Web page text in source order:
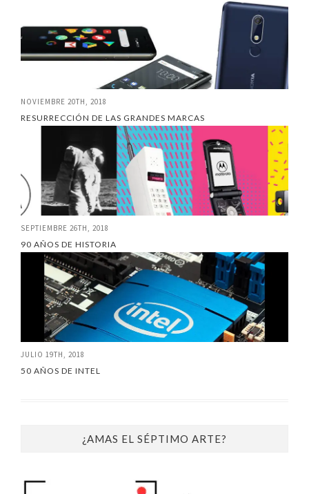
NOVIEMBRE 20TH, 2018
RESURRECCIÓN DE LAS GRANDES MARCAS
SEPTIEMBRE 26TH, 2018
90 AÑOS DE HISTORIA
JULIO 19TH, 2018
50 AÑOS DE INTEL
¿AMAS EL SÉPTIMO ARTE?